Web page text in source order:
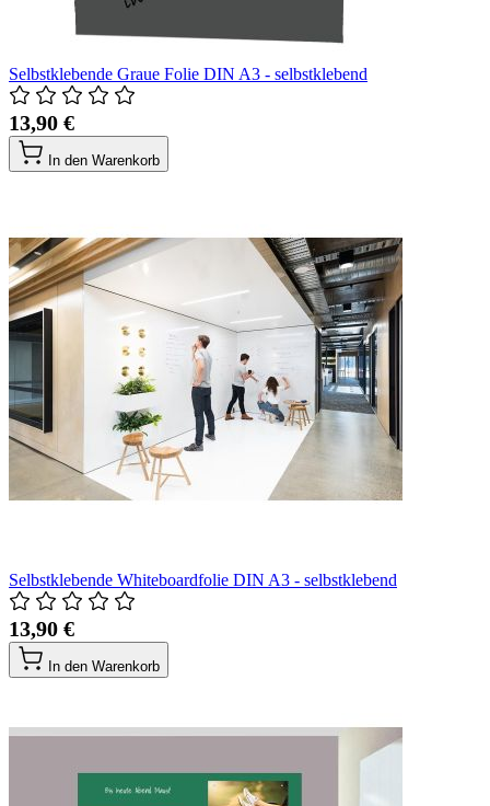
Selbstklebende Graue Folie DIN A3 - selbstklebend
13,90 €
In den Warenkorb
Selbstklebende Whiteboardfolie DIN A3 - selbstklebend
13,90 €
In den Warenkorb